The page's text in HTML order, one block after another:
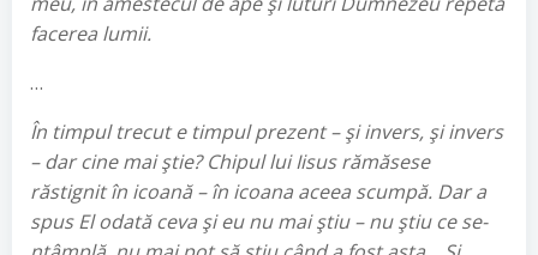
facerea lumii.
…
În timpul trecut e timpul prezent – şi invers, şi invers
– dar cine mai ştie? Chipul lui Iisus rămăsese
răstignit în icoană – în icoana aceea scumpă. Dar a
spus El odată ceva şi eu nu mai ştiu – nu ştiu ce se-